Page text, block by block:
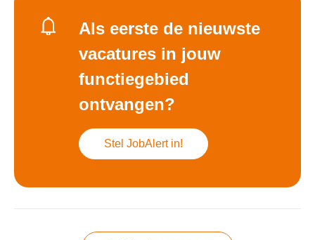
Als eerste de nieuwste
vacatures in jouw
functiegebied
ontvangen?
Stel JobAlert in!